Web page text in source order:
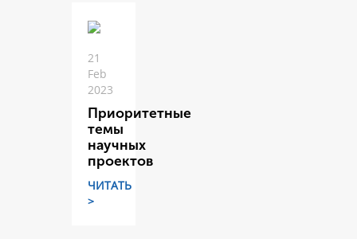
21
Feb
2023
Приоритетные
темы
научных
проектов
ЧИТАТЬ
>